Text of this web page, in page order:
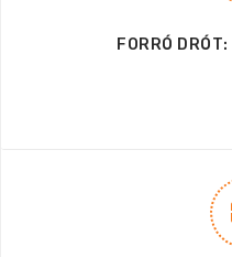
FORRÓ DRÓT: